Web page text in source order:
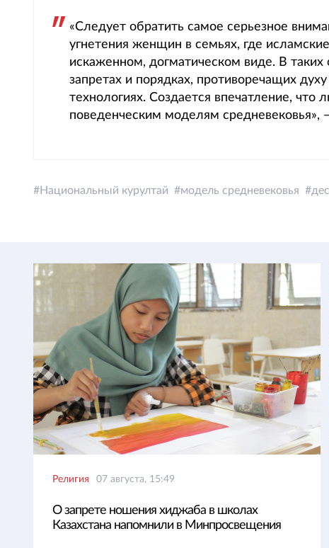
«Следует обратить самое серьезное
угнетения женщин в семьях, где
искаженном, догматическом виде. В
запретах и порядках, противоречащих
технологиях. Создается впечатление,
поведенческим моделям средневековья»,
Национальный курултай модель средневековья
Религия 07 августа, 15:49
О запрете ношения хиджаба в школах
Казахстана напомнили в Минпросвещения